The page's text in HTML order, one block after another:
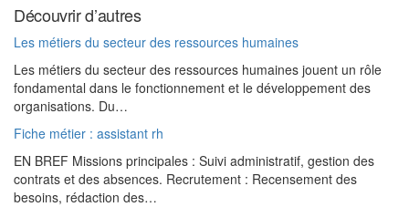
Découvrir d’autres
Les métiers du secteur des ressources humaines
Les métiers du secteur des ressources humaines jouent un rôle
fondamental dans le fonctionnement et le développement des
organisations. Du…
Fiche métier : assistant rh
EN BREF Missions principales : Suivi administratif, gestion des
contrats et des absences. Recrutement : Recensement des
besoins, rédaction des…